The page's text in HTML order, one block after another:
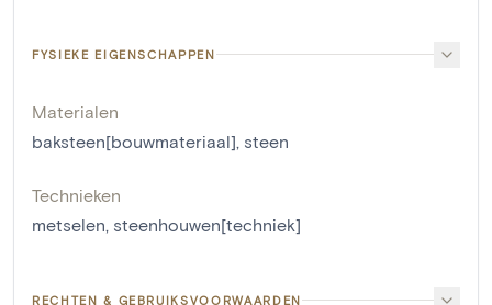
FYSIEKE EIGENSCHAPPEN
Materialen
baksteen[bouwmateriaal] steen
Technieken
metselen steenhouwen[techniek]
RECHTEN & GEBRUIKSVOORWAARDEN